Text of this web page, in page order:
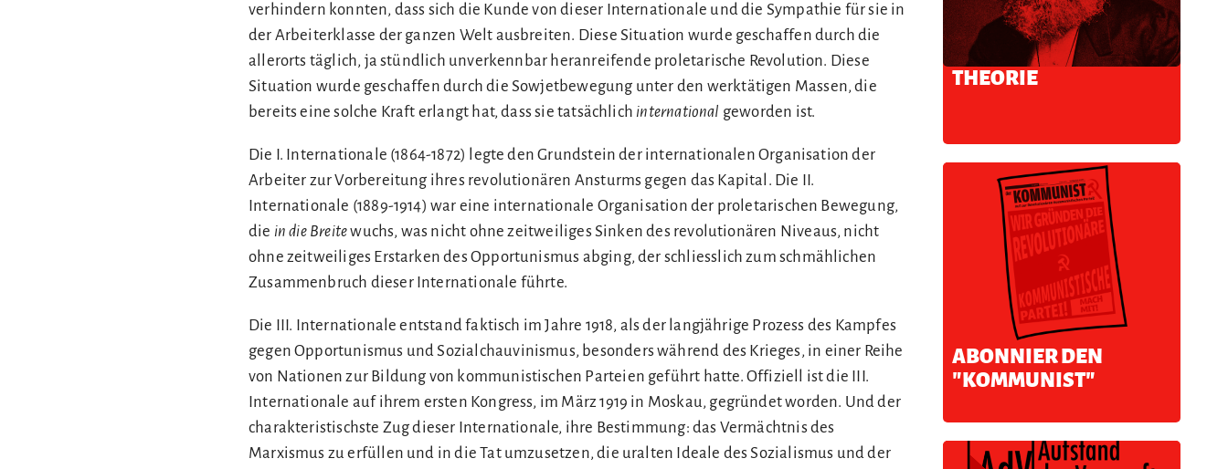
verhindern konnten, dass sich die Kunde von dieser Internationale und die Sympathie für sie in
der Arbeiterklasse der ganzen Welt ausbreiten. Diese Situation wurde geschaffen durch die
allerorts täglich, ja stündlich unverkennbar heranreifende proletarische Revolution. Diese
Situation wurde geschaffen durch die Sowjetbewegung unter den werktätigen Massen, die
bereits eine solche Kraft erlangt hat, dass sie tatsächlich international geworden ist.
Die I. Internationale (1864-1872) legte den Grundstein der internationalen Organisation der
Arbeiter zur Vorbereitung ihres revolutionären Ansturms gegen das Kapital. Die II.
Internationale (1889-1914) war eine internationale Organisation der proletarischen Bewegung,
die in die Breitewuchs, was nicht ohne zeitweiliges Sinken des revolutionären Niveaus, nicht
ohne zeitweiliges Erstarken des Opportunismus abging, der schliesslich zum schmählichen
Zusammenbruch dieser Internationale führte.
Die III. Internationale entstand faktisch im Jahre 1918, als der langjährige Prozess des Kampfes
gegen Opportunismus und Sozialchauvinismus, besonders während des Krieges, in einer Reihe
von Nationen zur Bildung von kommunistischen Parteien geführt hatte. Offiziell ist die III.
Internationale auf ihrem ersten Kongress, im März 1919 in Moskau, gegründet worden. Und der
charakteristischste Zug dieser Internationale, ihre Bestimmung: das Vermächtnis des
Marxismus zu erfüllen und in die Tat umzusetzen, die uralten Ideale des Sozialismus und der
THEORIE
ABONNIER DEN
"KOMMUNIST"